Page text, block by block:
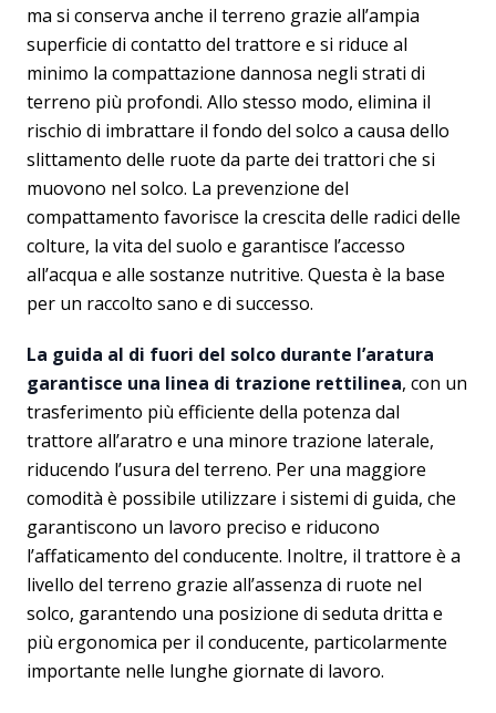
ma si conserva anche il terreno grazie all’ampia
superficie di contatto del trattore e si riduce al
minimo la compattazione dannosa negli strati di
terreno più profondi. Allo stesso modo, elimina il
rischio di imbrattare il fondo del solco a causa dello
slittamento delle ruote da parte dei trattori che si
muovono nel solco. La prevenzione del
compattamento favorisce la crescita delle radici delle
colture, la vita del suolo e garantisce l’accesso
all’acqua e alle sostanze nutritive. Questa è la base
per un raccolto sano e di successo.
La guida al di fuori del solco durante l’aratura
garantisce una linea di trazione rettilinea, con un
trasferimento più efficiente della potenza dal
trattore all’aratro e una minore trazione laterale,
riducendo l’usura del terreno. Per una maggiore
comodità è possibile utilizzare i sistemi di guida, che
garantiscono un lavoro preciso e riducono
l’affaticamento del conducente. Inoltre, il trattore è a
livello del terreno grazie all’assenza di ruote nel
solco, garantendo una posizione di seduta dritta e
più ergonomica per il conducente, particolarmente
importante nelle lunghe giornate di lavoro.